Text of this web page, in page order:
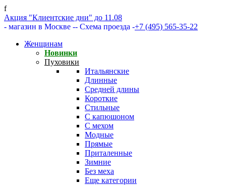
f
Акция "Клиентские дни" до 11.08
- магазин в Москве -- Схема проезда -+7 (495) 565-35-22
Женщинам
Новинки
Пуховики
Итальянские
Длинные
Средней длины
Короткие
Стильные
С капюшоном
С мехом
Модные
Прямые
Приталенные
Зимние
Без меха
Еще категории